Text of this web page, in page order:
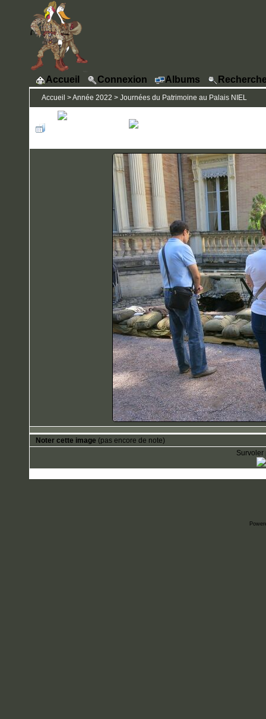
Accueil Connexion Albums
Accueil >Année 2022 > Journées du Patrimoine au Palais NIEL
Noter cette image (pas encore de note)
Survoler